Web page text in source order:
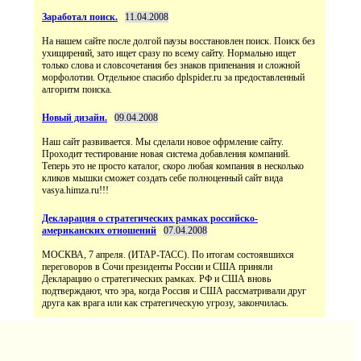
Заработал поиск. 11.04.2008
На нашем сайте после долгой паузы восстановлен поиск. Поиск без
ухищирений, зато ищет сразу по всему сайту. Нормально ищет
только слова и словсочетания без знаков припенания и сложной
морфолотии. Отдельное спасибо dplspider.ru за предоставленный
алгоритм поиска.
Новый дизайн. 09.04.2008
Наш сайт развивается. Мы сделали новое офрмление сайту.
Проходит тестирование новая система добавления компаний.
Теперь это не просто каталог, скоро любая компания в несколько
кликов мышки сможет создать себе полноценный сайт вида
vasya.himza.ru!!!
Декларация о стратегических рамках российско-
американских отношений
07.04.2008
МОСКВА, 7 апреля. (ИТАР-ТАСС). По итогам состоявшихся
переговоров в Сочи президенты России и США приняли
Декларацию о стратегических рамках. РФ и США вновь
подтверждают, что эра, когда Россия и США рассматривали друг
друга как врага или как стратегическую угрозу, закончилась.